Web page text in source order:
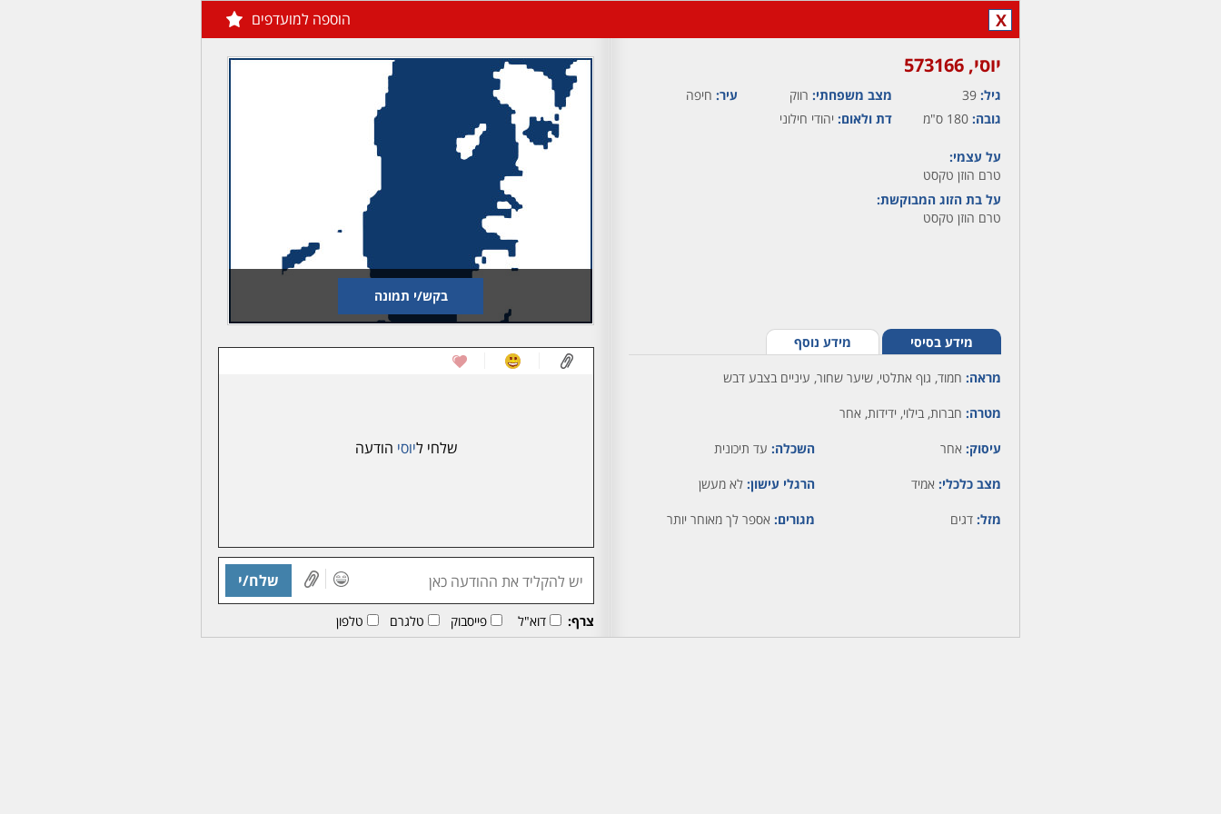
X הוספה למועדפים
יוסי,‏ 573166
גיל: 39 מצב משפחתי: רווק עיר: חיפה
גובה: 180 ס"מ דת ולאום: יהודי חילוני
על עצמי:
טרם הוזן טקסט
על בת הזוג המבוקשת:
טרם הוזן טקסט
מידע בסיסי מידע נוסף
מראה: חמוד, גוף אתלטי, שיער שחור, עיניים בצבע דבש
מטרה: חברות, בילוי, ידידות, אחר
עיסוק: אחר השכלה: עד תיכונית
מצב כלכלי: אמיד הרגלי עישון: לא מעשן
מזל: דגים מגורים: אספר לך מאוחר יותר
בקש/י תמונה
שלחי ליוסי הודעה
שלח/י
צרף: דוא"ל פייסבוק טלגרם טלפון